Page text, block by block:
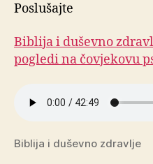
Poslušajte
Biblija i duševno
pogledi na čovjekovu
Biblija i duševno zdravlje